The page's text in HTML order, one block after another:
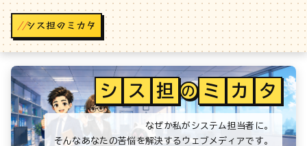
//
シ ス 担 の ミ カ タ
なぜか私がシステム担当者に。
そんなあなたの苦悩を解決するウェブメディアです。